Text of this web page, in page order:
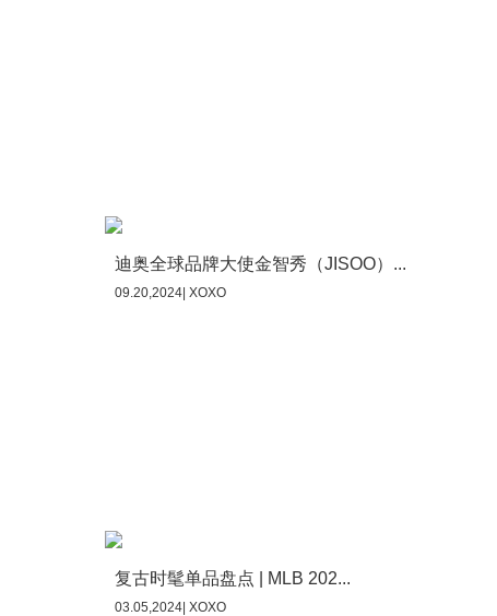
迪奥全球品牌大使金智秀（JISOO）...
09.20,2024| XOXO
复古时髦单品盘点 | MLB 202...
03.05,2024| XOXO